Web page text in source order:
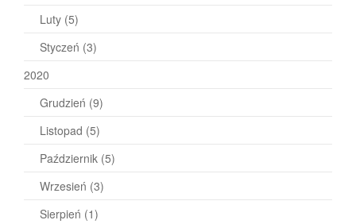
Luty (5)
Styczeń (3)
2020
Grudzień (9)
Listopad (5)
Październik (5)
Wrzesień (3)
Sierpień (1)